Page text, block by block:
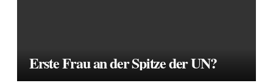
Erste Frau an der Spitze der UN?